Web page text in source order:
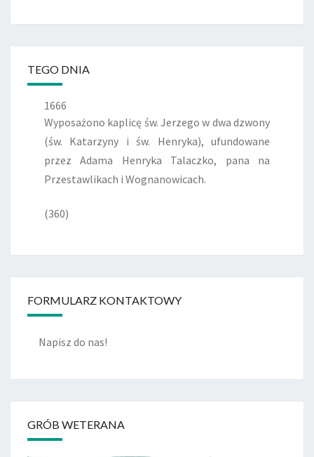
TEGO DNIA
1666
Wyposażono kaplicę św. Jerzego w dwa dzwony
(św. Katarzyny i św. Henryka), ufundowane
przez Adama Henryka Talaczko, pana na
Przestawlikach i Wognanowicach.
(360)
FORMULARZ KONTAKTOWY
Napisz do nas!
GRÓB WETERANA